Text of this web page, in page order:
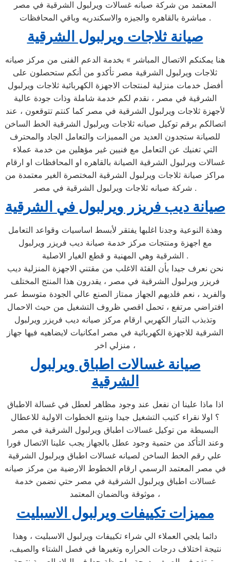
المعتمد من شركة صيانه غسالات ويرلبول الشرقية في مصر
مباشرة بالقاهره والجيزه والاسكندريه وباقي المحافظات .
صيانة ثلاجات ويرلبول الشرقية
هنا يمكنكم الاتصال المباشر » بخدمة الدعم الفنى من مركز صيانه
ثلاجات ويرلبول الشرقية مصر تأكدو من أنكم ستحصلون على
أفضل خدمات منزلية لمنتجات الاجهزة الكهربائية ثلاجات ويرلبول
الشرقية في مصر ، نقدم لكم خدمة شاملة وذات جودة عالية
لأجهزة ثلاجات ويرلبول الشرقية في مصر كما كنتم تتوقعون ، عند
اتصالكم برقم توكيل صيانه ثلاجات ويرلبول الشرقية الخط الساخن
للصيانة ستجدون العديد من المميزات والتعامل الجاد والمحترف
التي تغنيك عن التعامل مع فنيين غير مؤهلين من خدمة عملاء
غسالات ويرلبول الشرقية الصيانة بالقاهره او المحافظات او ارقام
مراكز صيانة ثلاجات ويرلبول الشرقية المختصرة الغير معتمدة من
شركة صيانه ثلاجات ويرلبول الشرقية في مصر .
صيانة ديب فريزر ويرلبول في الشرقية
وهذة النوعية وجدنا اغلبها يفتقر لأبسط اساسيات وقواعد التعامل
مع اجهزة ومنتجات مركز خدمة صيانة ديب فريزر ويرلبول
الشرقية وهي المهنية و قطع الغيار الاصلية .
نحن نعرف جيدا بأن الفئة الاغلب من مقتني الاجهزة المنزلية ديب
فريزر ويرلبول الشرقية في مصر ، يقدرون هذا المنتج المختلف
والفريد ، نعم فلديهم الجهاز ممتاز الصنع عالي الجودة متوسط عمر
افتراضي مرتفع ، تحمل اقصي ظروف التشغيل من حيث الاحمال
وتذبذب التيار الكهربي ارقام مركز صيانه ديب فريزر ويرلبول
الشرقية للاجهزة الكهربائية في مصر امكانيات لايضاهيه فيها جهاز
منزلي اخر ،
صيانة غسالات اطباق ويرلبول
الشرقية
اذا ماذا علينا ان نفعل عند وجود مظاهر لعطل في غسالة الاطباق
؟ اولا نقراء كتيب التشغيل جيدا ونتبع الخطوات الاولية للاعطال
البسيطة من توكيل غسالات اطباق ويرلبول الشرقية في مصر
وعند التأكد من حتمية وجود عطل بالجهاز يجب علينا الاتصال فورا
علي رقم الخط الساخن لصيانه غسالات اطباق ويرلبول الشرقية
في مصر المعتمد الرسمي ارقام الخطوط الارضية من مركز صيانه
غسالات اطباق ويرلبول الشرقية في مصر حتي نضمن خدمة
موثوقة وبالضمان المعتمد ،
مميزات تكييفات ويرلبول الاسبليت
دائما يلجي العملاء الي شراء تكييفات ويرلبول الاسبليت ، وهذا
نتيجة اختلاف درجات الحراره وتغيرها في فصل الشتاء والصيف،